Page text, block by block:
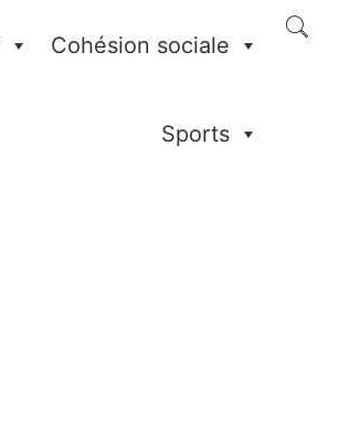
Cohésion sociale
Sports